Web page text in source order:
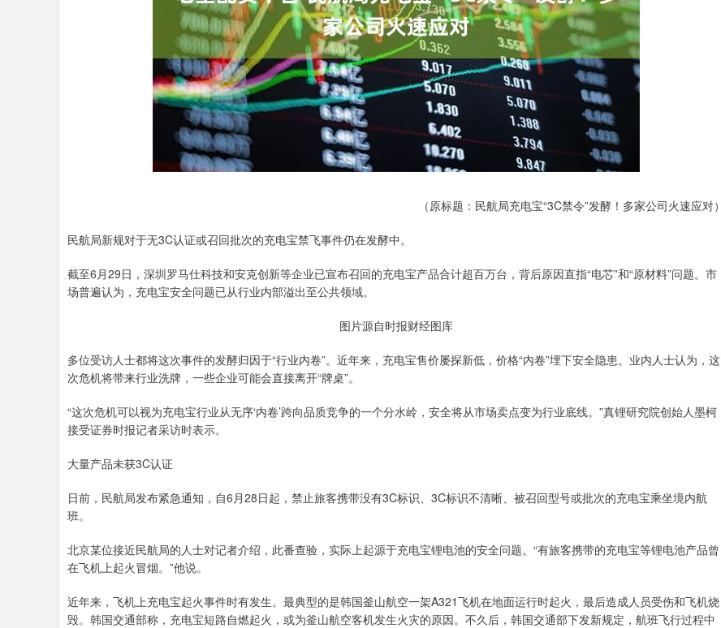
（原标题：民航局充电宝“3C禁令”发酵！多家公司火速应对）
民航局新规对于无3C认证或召回批次的充电宝禁飞事件仍在发酵中。
截至6月29日，深圳罗马仕科技和安克创新等企业已宣布召回的充电宝产品合计超百万台，背后原因直指“电芯”和“原材料”问题。市
场普遍认为，充电宝安全问题已从行业内部溢出至公共领域。
图片源自时报财经图库
多位受访人士都将这次事件的发酵归因于“行业内卷”。近年来，充电宝售价屡探新低，价格“内卷”埋下安全隐患。业内人士认为，这
次危机将带来行业洗牌，一些企业可能会直接离开“牌桌”。
“这次危机可以视为充电宝行业从无序‘内卷’跨向品质竞争的一个分水岭，安全将从市场卖点变为行业底线。”真锂研究院创始人墨柯
接受证券时报记者采访时表示。
大量产品未获3C认证
日前，民航局发布紧急通知，自6月28日起，禁止旅客携带没有3C标识、3C标识不清晰、被召回型号或批次的充电宝乘坐境内航
班。
北京某位接近民航局的人士对记者介绍，此番查验，实际上起源于充电宝锂电池的安全问题。“有旅客携带的充电宝等锂电池产品曾
在飞机上起火冒烟。”他说。
近年来，飞机上充电宝起火事件时有发生。最典型的是韩国釜山航空一架A321飞机在地面运行时起火，最后造成人员受伤和飞机烧
毁。韩国交通部称，充电宝短路自燃起火，或为釜山航空客机发生火灾的原因。不久后，韩国交通部下发新规定，航班飞行过程中